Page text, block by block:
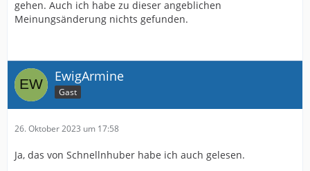
gehen. Auch ich habe zu dieser angeblichen
Meinungsänderung nichts gefunden.
EwigArmine
Gast
26. Oktober 2023 um 17:58
Ja, das von Schnellnhuber habe ich auch gelesen.